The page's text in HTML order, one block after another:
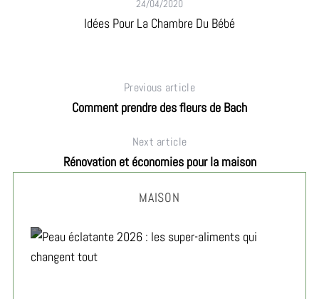
24/04/2020
Idées Pour La Chambre Du Bébé
Previous article
Comment prendre des fleurs de Bach
Next article
Rénovation et économies pour la maison
MAISON